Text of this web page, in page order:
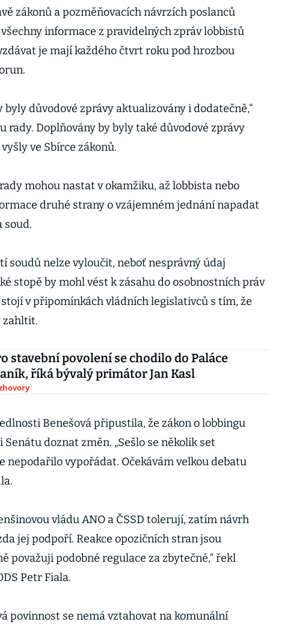
zákonů a pozměňovacích návrzích poslanců
informace z pravidelných zpráv lobbistů
je mají každého čtvrt roku pod hrozbou
byly důvodové zprávy aktualizovány i dodatečně,“
rady. Doplňovány by byly také důvodové zprávy
ve Sbírce zákonů.
mohou nastat v okamžiku, až lobbista nebo
druhé strany o vzájemném jednání napadat
soud.
soudů nelze vyloučit, neboť nesprávný údaj
stopě by mohl vést k zásahu do osobnostních práv
stojí v připomínkách vládních legislativců s tím, že
zahltit.
stavební povolení se chodilo do Paláce
říká bývalý primátor Jan Kasl
Benešová připustila, že zákon o lobbingu
doznat změn. „Sešlo se několik set
nepodařilo vypořádat. Očekávám velkou debatu
vládu ANO a ČSSD tolerují, zatím návrh
jej podpoří. Reakce opozičních stran jsou
považuji podobné regulace za zbytečné,“ řekl
Petr Fiala.
povinnost se nemá vztahovat na komunální